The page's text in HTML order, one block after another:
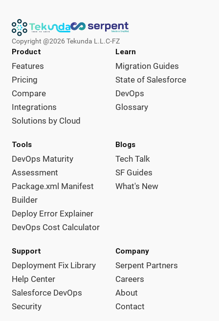
Copyright @2026 Tekunda L.L.C-FZ
Product
Features
Pricing
Compare
Integrations
Solutions by Cloud
Learn
Migration Guides
State of Salesforce
DevOps
Glossary
Tools
DevOps Maturity
Assessment
Package.xml Manifest
Builder
Deploy Error Explainer
DevOps Cost Calculator
Blogs
Tech Talk
SF Guides
What's New
Support
Deployment Fix Library
Help Center
Salesforce DevOps
Security
Company
Serpent Partners
Careers
About
Contact